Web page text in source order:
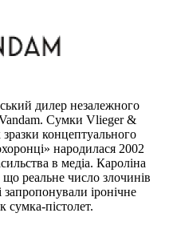
дилер незалежного
Сумки Vlieger &
зразки концептуального
народилася 2002
в медіа. Кароліна
реальне число злочинів
іронічне
сумка-пістолет.